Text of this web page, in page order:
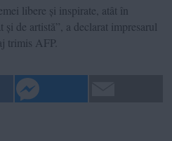
libere și inspirate, atât în
și de artistă”, a declarat impresarul
trimis AFP.